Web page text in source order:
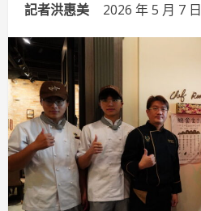
記者洪惠美 2026 年 5 月 7 日